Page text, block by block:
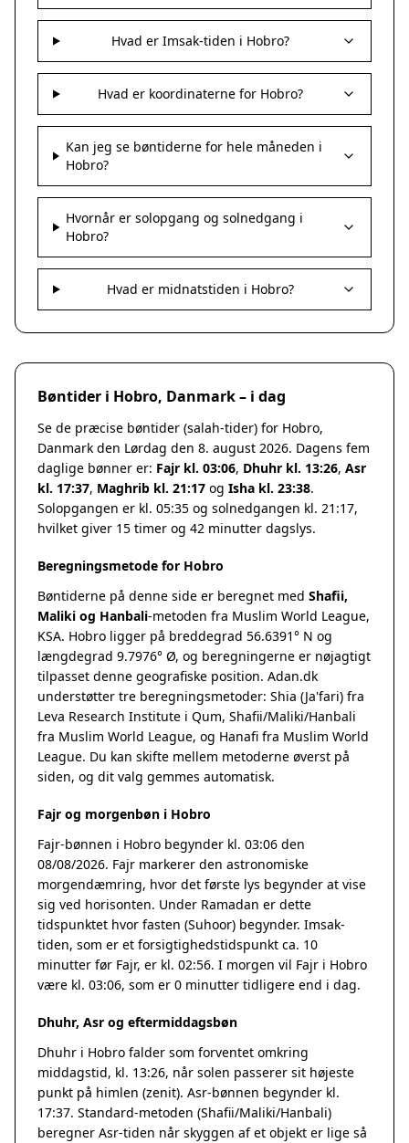
Hvad er Imsak-tiden i Hobro?
Hvad er koordinaterne for Hobro?
Kan jeg se bøntiderne for hele måneden i
Hobro?
Hvornår er solopgang og solnedgang i
Hobro?
Hvad er midnatstiden i Hobro?
Bøntider i Hobro, Danmark – i dag
Se de præcise bøntider (salah-tider) for Hobro,
Danmark den Lørdag den 8. august 2026. Dagens fem
daglige bønner er: Fajr kl. 03:06, Dhuhr kl. 13:26, Asr
kl. 17:37, Maghrib kl. 21:17 og Isha kl. 23:38.
Solopgangen er kl. 05:35 og solnedgangen kl. 21:17,
hvilket giver 15 timer og 42 minutter dagslys.
Beregningsmetode for Hobro
Bøntiderne på denne side er beregnet med Shafii,
Maliki og Hanbali-metoden fra Muslim World League,
KSA. Hobro ligger på breddegrad 56.6391° N og
længdegrad 9.7976° Ø, og beregningerne er nøjagtigt
tilpasset denne geografiske position. Adan.dk
understøtter tre beregningsmetoder: Shia (Ja'fari) fra
Leva Research Institute i Qum, Shafii/Maliki/Hanbali
fra Muslim World League, og Hanafi fra Muslim World
League. Du kan skifte mellem metoderne øverst på
siden, og dit valg gemmes automatisk.
Fajr og morgenbøn i Hobro
Fajr-bønnen i Hobro begynder kl. 03:06 den
08/08/2026. Fajr markerer den astronomiske
morgendæmring, hvor det første lys begynder at vise
sig ved horisonten. Under Ramadan er dette
tidspunktet hvor fasten (Suhoor) begynder. Imsak-
tiden, som er et forsigtighedstidspunkt ca. 10
minutter før Fajr, er kl. 02:56. I morgen vil Fajr i Hobro
være kl. 03:06, som er 0 minutter tidligere end i dag.
Dhuhr, Asr og eftermiddagsbøn
Dhuhr i Hobro falder som forventet omkring
middagstid, kl. 13:26, når solen passerer sit højeste
punkt på himlen (zenit). Asr-bønnen begynder kl.
17:37. Standard-metoden (Shafii/Maliki/Hanbali)
beregner Asr-tiden når skyggen af et objekt er lige så